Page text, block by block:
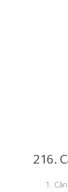
216.